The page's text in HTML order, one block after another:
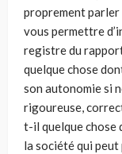
proprement parler
vous permettre
registre du
quelque chose
son autonomie si
rigoureuse,
t-il quelque chose
la société qui